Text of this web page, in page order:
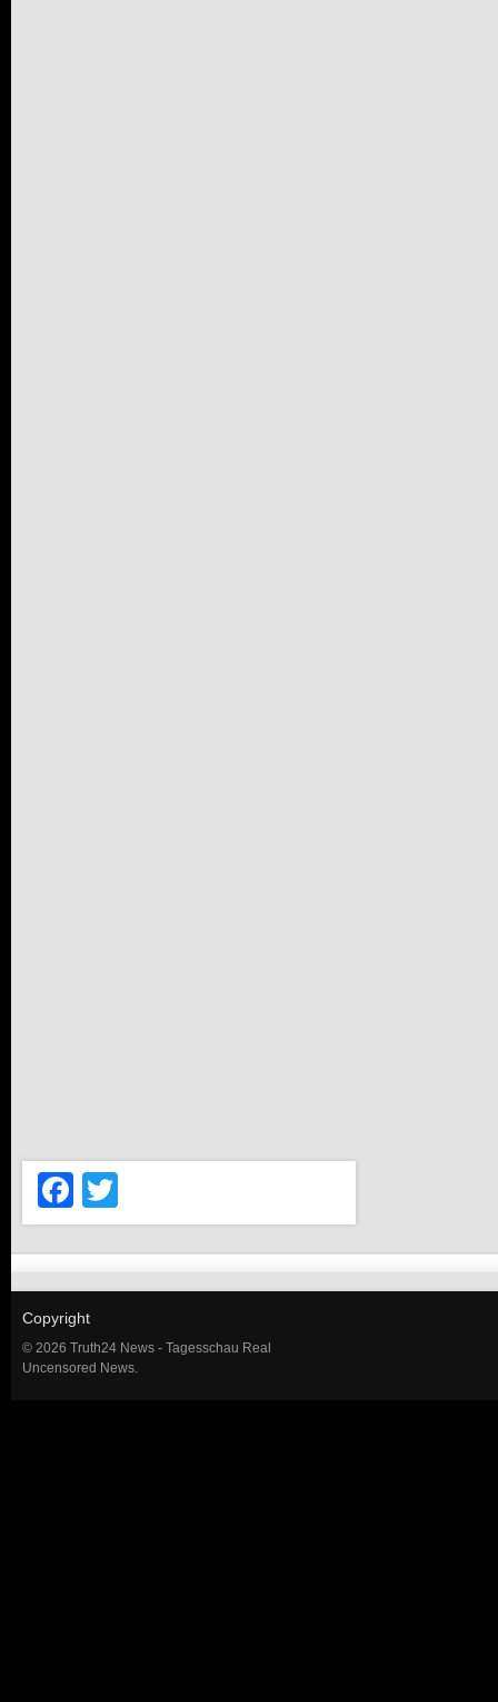
Facebook
Copyright
© 2026 Truth24 News - Tagesschau Real
Uncensored News.